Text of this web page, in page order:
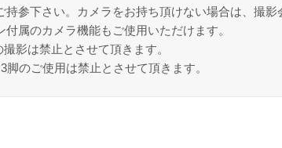
持参下さい。カメラをお持ち頂けない場合は、撮影
属のカメラ機能もご使用いただけます。
影は禁止とさせて頂きます。
のご使用は禁止とさせて頂きます。